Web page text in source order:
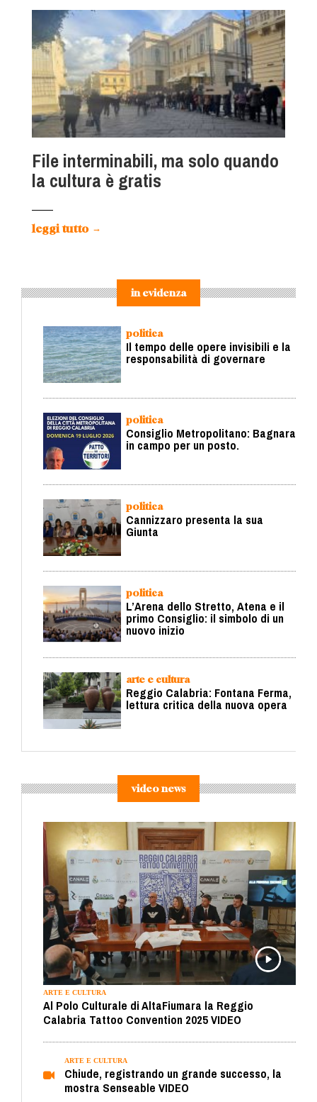
File interminabili, ma solo quando
la cultura è gratis
leggi tutto →
in evidenza
politica
Il tempo delle opere invisibili e la
responsabilità di governare
politica
Consiglio Metropolitano: Bagnara
in campo per un posto.
politica
Cannizzaro presenta la sua
Giunta
politica
L’Arena dello Stretto, Atena e il
primo Consiglio: il simbolo di un
nuovo inizio
arte e cultura
Reggio Calabria: Fontana Ferma,
lettura critica della nuova opera
video news
ARTE E CULTURA
Al Polo Culturale di AltaFiumara la Reggio
Calabria Tattoo Convention 2025 VIDEO
ARTE E CULTURA
Chiude, registrando un grande successo, la
mostra Senseable VIDEO